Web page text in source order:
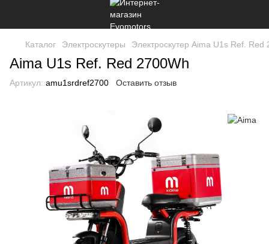
Каталог Электроскутеры Электроскутер Aima U1s Ref. Red
Aima U1s Ref. Red 2700Wh
Артикул: amu1srdref2700 Оставить отзыв